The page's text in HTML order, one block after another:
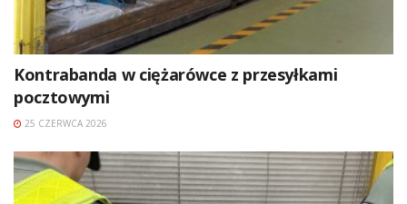
Kontrabanda w ciężarówce z przesyłkami
pocztowymi
25 CZERWCA 2026